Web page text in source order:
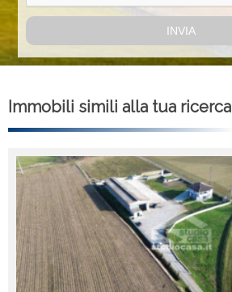
Immobili simili alla tua ricerca